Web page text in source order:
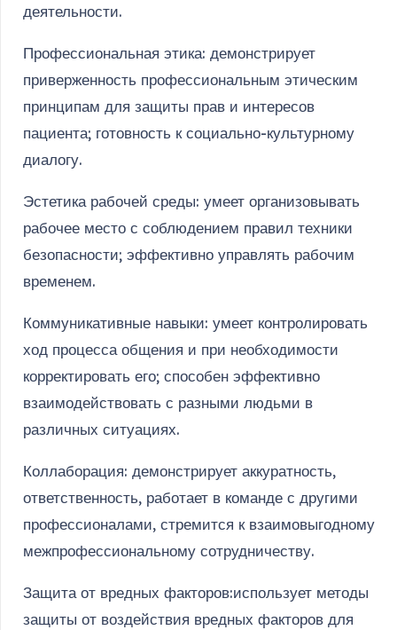
деятельности.
Профессиональная этика: демонстрирует
приверженность профессиональным этическим
принципам для защиты прав и интересов
пациента; готовность к социально-культурному
диалогу.
Эстетика рабочей среды: умеет организовывать
рабочее место с соблюдением правил техники
безопасности; эффективно управлять рабочим
временем.
Коммуникативные навыки: умеет контролировать
ход процесса общения и при необходимости
корректировать его; способен эффективно
взаимодействовать с разными людьми в
различных ситуациях.
Коллаборация: демонстрирует аккуратность,
ответственность, работает в команде с другими
профессионалами, стремится к взаимовыгодному
межпрофессиональному сотрудничеству.
Защита от вредных факторов:использует методы
защиты от воздействия вредных факторов для